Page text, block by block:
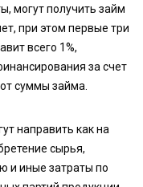
могут получить займ
при этом первые три
всего 1%,
за счет
суммы займа.
направить как на
сырья,
и иные затраты по